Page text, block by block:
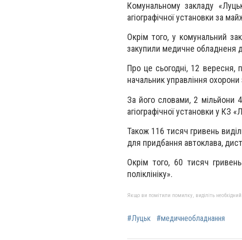
Комунальному закладу
агіографічної установки за
Окрім того, у комунальний
закупили медичне обладненя
Про це сьогодні, 12 вересня,
начальник управління
За його словами, 2 мільйони
агіографічної установки у КЗ
Також 116 тисяч гривень
для придбання автоклава,
Окрім того, 60 тисяч
поліклініку».
Якщо ви помітили помилку, виділіть
#Луцьк #медичнеобладнання